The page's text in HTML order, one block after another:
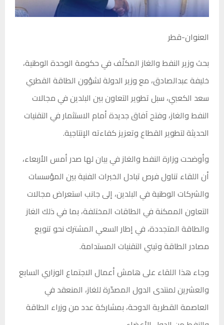
العنوان-قطر
بحث وزير النفط والغاز المكلّف في حكومة الوحدة الوطنية،
خليفة عبدالصادق، مع وزير الدولة لشؤون الطاقة القطري
سعد الكعبي، سبل تطوير التعاون بين البلدين في مجالات
النفط والغاز، وفتح آفاق جديدة أمام الاستثمار في التقنيات
الحديثة لتطوير القطاع وتعزيز كفاءته الإنتاجية.
وأوضحت وزارة النفط والغاز في بيان لها صدر أمس الأربعاء،
أن اللقاء تناول فرص تبادل الخبرات الفنية بين المؤسسات
والشركات الوطنية في البلدين، إلى جانب استعراض مجالات
التعاون الممكنة في الطاقات المختلفة، بما في ذلك الغاز
والطاقة المتجددة، في إطار السعي المشترك نحو تنويع
مصادر الطاقة وتبني التقنيات المستدامة.
وجاء هذا اللقاء على هامش أعمال الاجتماع الوزاري السابع
والعشرين لمنتدى الدول المصدّرة للغاز، المنعقد في
العاصمة القطرية الدوحة، بمشاركة عدد من وزراء الطاقة